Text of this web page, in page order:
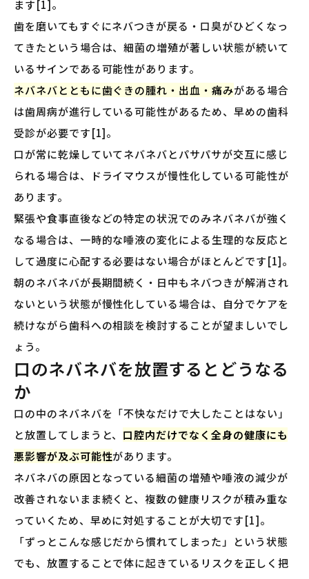
ます[1]。
歯を磨いてもすぐにネバつきが戻る・口臭がひどくなっ
てきたという場合は、細菌の増殖が著しい状態が続いて
いるサインである可能性があります。
ネバネバとともに歯ぐきの腫れ・出血・痛みがある場合
は歯周病が進行している可能性があるため、早めの歯科
受診が必要です[1]。
口が常に乾燥していてネバネバとパサパサが交互に感じ
られる場合は、ドライマウスが慢性化している可能性が
あります。
緊張や食事直後などの特定の状況でのみネバネバが強く
なる場合は、一時的な唾液の変化による生理的な反応と
して過度に心配する必要はない場合がほとんどです[1]。
朝のネバネバが長期間続く・日中もネバつきが解消され
ないという状態が慢性化している場合は、自分でケアを
続けながら歯科への相談を検討することが望ましいでし
ょう。
口のネバネバを放置するとどうなる
か
口の中のネバネバを「不快なだけで大したことはない」
と放置してしまうと、 口腔内だけでなく全身の健康にも
悪影響が及ぶ可能性があります。
ネバネバの原因となっている細菌の増殖や唾液の減少が
改善されないまま続くと、複数の健康リスクが積み重な
っていくため、早めに対処することが大切です[1]。
「ずっとこんな感じだから慣れてしまった」という状態
でも、放置することで体に起きているリスクを正しく把